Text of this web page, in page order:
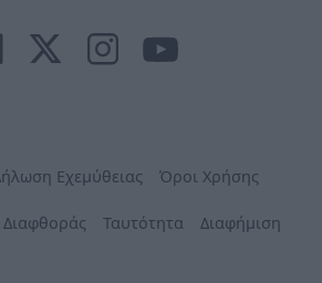
Εχεμύθειας Όροι Χρήσης
Διαφθοράς Ταυτότητα Διαφήμιση